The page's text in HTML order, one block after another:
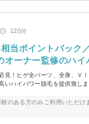
120分
当ポイントバック
オーナー監修のハ
見！ヒゲ全パーツ、全身、Ｖ
いハイパワー脱毛を提供致しま
のある方のみご利用いただ